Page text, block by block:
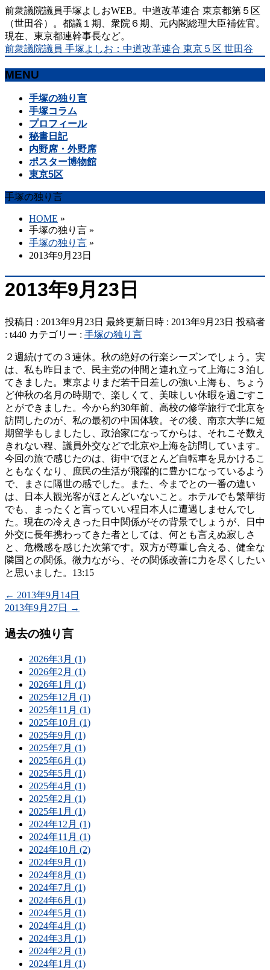
前衆議院議員手塚よしおWEB。中道改革連合 東京都第５区
（世田谷）。都議１期、衆院６期、元内閣総理大臣補佐官。
現在、東京都連幹事長など。
前衆議院議員 手塚よしお：中道改革連合 東京５区 世田谷
MENU
手塚の独り言
手塚コラム
プロフィール
秘書日記
内野席・外野席
ポスター博物館
東京5区
手塚の独り言
HOME »
手塚の独り言 »
手塚の独り言 »
2013年9月23日
2013年9月23日
投稿日 : 2013年9月23日 最終更新日時 : 2013年9月23日 投稿者
: t440 カテゴリー : 手塚の独り言
２週続けての３連休。秋の絶好の行楽シーズンでしょう。実
は、私も昨日まで、民主党の仲間と連れ立って上海に３泊し
てきました。東京よりまだ若干日差しの強い上海も、ちょう
ど仲秋の名月の時期で、楽しくて、美味しい休暇を過ごすこ
とができました。今から約30年前、高校の修学旅行で北京を
訪問したのが、私の最初の中国体験。その後、南京大学に短
期留学もしましたし、政治家になってからは、それこそ数え
きれない程、議員外交などで北京や上海を訪問しています。
今回の旅で感じたのは、街中でほとんど自転車を見かけるこ
ともなくなり、庶民の生活が飛躍的に豊かになっているよう
で、まさに隔世の感でした。また、今までとの一番の違い
は、日本人観光客がほとんどいないこと。ホテルでも繁華街
でも、まったくと言っていい程日本人に遭遇しませんでし
た。現在の冷えきった日中関係がその背景でしょうが、日中
外交に長年携わってきた者としては、何とも言えぬ寂しさ
と、危機感を感じた次第です。双方が尊重し合える、健全な
隣国との関係。微力ながら、その関係改善に力を尽くしたい
と思いました。13:15
← 2013年9月14日
2013年9月27日
→
過去の独り言
2026年3月 (1)
2026年2月 (1)
2026年1月 (1)
2025年12月 (1)
2025年11月 (1)
2025年10月 (1)
2025年9月 (1)
2025年7月 (1)
2025年6月 (1)
2025年5月 (1)
2025年4月 (1)
2025年2月 (1)
2025年1月 (1)
2024年12月 (1)
2024年11月 (1)
2024年10月 (2)
2024年9月 (1)
2024年8月 (1)
2024年7月 (1)
2024年6月 (1)
2024年5月 (1)
2024年4月 (1)
2024年3月 (1)
2024年2月 (1)
2024年1月 (1)